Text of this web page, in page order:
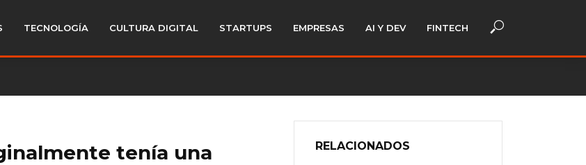
TECNOLOGÍA CULTURA DIGITAL STARTUPS EMPRESAS AI Y DEV FINTECH
tenía una
RELACIONADOS